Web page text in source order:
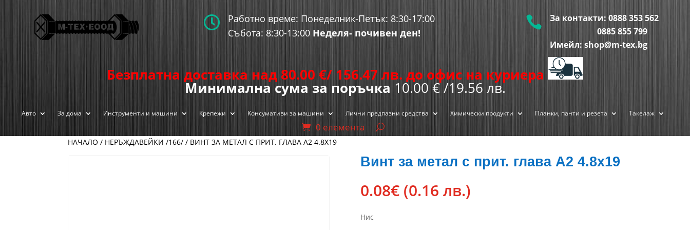

Работно време: Понеделник-Петък: 8:30-17:00
Събота: 8:30-13:00 Неделя- почивен ден!
 За контакти:0888 353 562
0885 855799
Имейл: shop@m-tex.bg
Безплатна доставка над 80.00 €/ 156.47 лв. до офис на куриера
Минимална сума за поръчка 10.00 € /19.56 лв.
Авто За дома Инструменти и машини Крепежи Консумативи за машини Лични предпазни средства Химически продукти Планки, панти и резета Такелаж
0 елемента
НАЧАЛО / НЕРЪЖДАВЕЙКИ /166/ / ВИНТ ЗА МЕТАЛ С ПРИТ. ГЛАВА А2 4.8Х19
Винт за метал с прит. глава А2 4.8х19
0.08€ (0.16 лв.)
Нис